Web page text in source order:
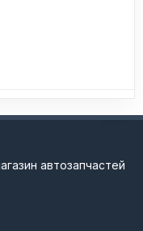
автозапчастей